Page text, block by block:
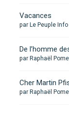
Vacances
par Le Peuple Info
De l’homme
par Raphaël
Cher Martin
par Raphaël